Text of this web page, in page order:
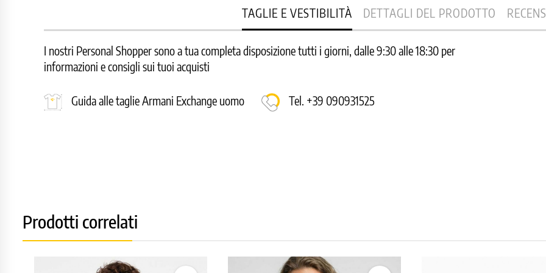
TAGLIE E VESTIBILITÀ DETTAGLI DEL PRODOTTO
I nostri Personal Shopper sono a tua completa disposizione tutti i giorni, dalle 9:30 alle 18:30 per
informazioni e consigli sui tuoi acquisti
Guida alle taglie Armani Exchange uomo Tel. +39 090931525
Prodotti correlati